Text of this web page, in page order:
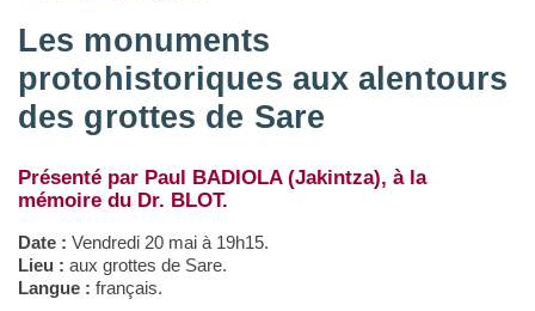
Les monuments
protohistoriques aux alentours
des grottes de Sare
Présenté par Paul BADIOLA (Jakintza), à la
mémoire du Dr. BLOT.
Date : Vendredi 20 mai à 19h15.
Lieu : aux grottes de Sare.
Langue : français.